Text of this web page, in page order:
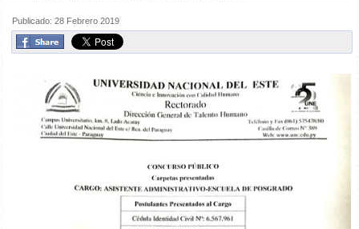
Publicado: 28 Febrero 2019